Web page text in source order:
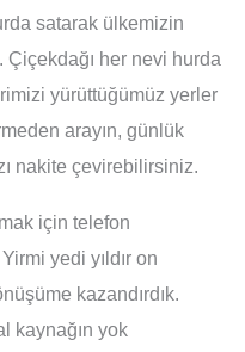
satarak ülkemizin
Çiçekdağı her nevi hurda
yürüttüğümüz yerler
arayın, günlük
nakite çevirebilirsiniz.
için telefon
yedi yıldır on
kazandırdık.
kaynağın yok